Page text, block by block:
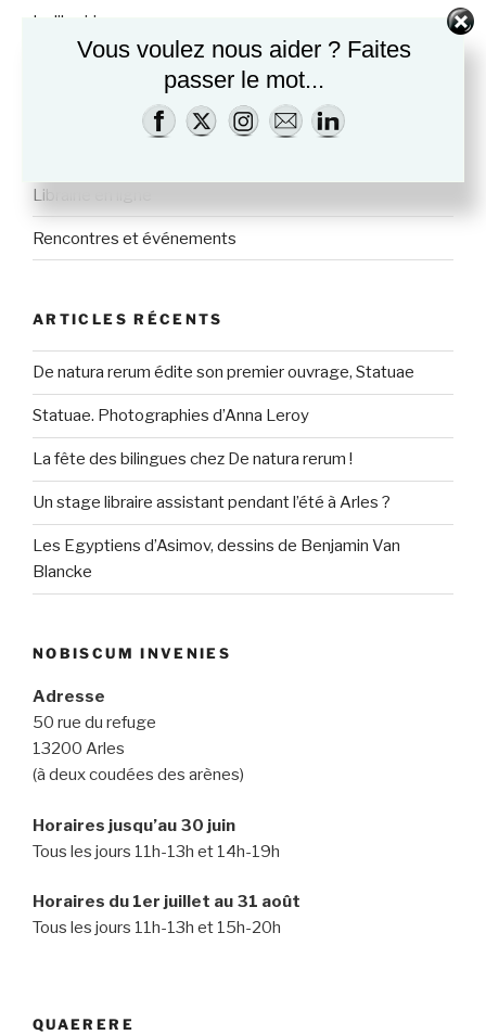
La librairie
Des spiritueux artisanaux naturels
Librairie en ligne
Rencontres et événements
ARTICLES RÉCENTS
De natura rerum édite son premier ouvrage, Statuae
Statuae. Photographies d’Anna Leroy
La fête des bilingues chez De natura rerum !
Un stage libraire assistant pendant l’été à Arles ?
Les Egyptiens d’Asimov, dessins de Benjamin Van
Blancke
NOBISCUM INVENIES
Adresse
50 rue du refuge
13200 Arles
(à deux coudées des arènes)
Horaires jusqu’au 30 juin
Tous les jours 11h-13h et 14h-19h
Horaires du 1er juillet au 31 août
Tous les jours 11h-13h et 15h-20h
QUAERERE
Vous voulez nous aider ? Faites
passer le mot...